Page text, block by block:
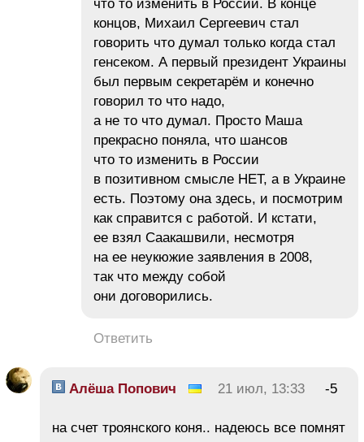
что то изменить в России. В конце
концов, Михаил Сергеевич стал
говорить что думал только когда стал
генсеком. А первый президент Украины
был первым секретарём и конечно
говорил то что надо,
а не то что думал. Просто Маша
прекрасно поняла, что шансов
что то изменить в России
в позитивном смысле НЕТ, а в Украине
есть. Поэтому она здесь, и посмотрим
как справится с работой. И кстати,
ее взял Саакашвили, несмотря
на ее неукюжие заявления в 2008,
так что между собой
они договoрились.
Ответить
Алёша Попович 21 июл, 13:33 -5
на счет троянского коня.. надеюсь все помнят